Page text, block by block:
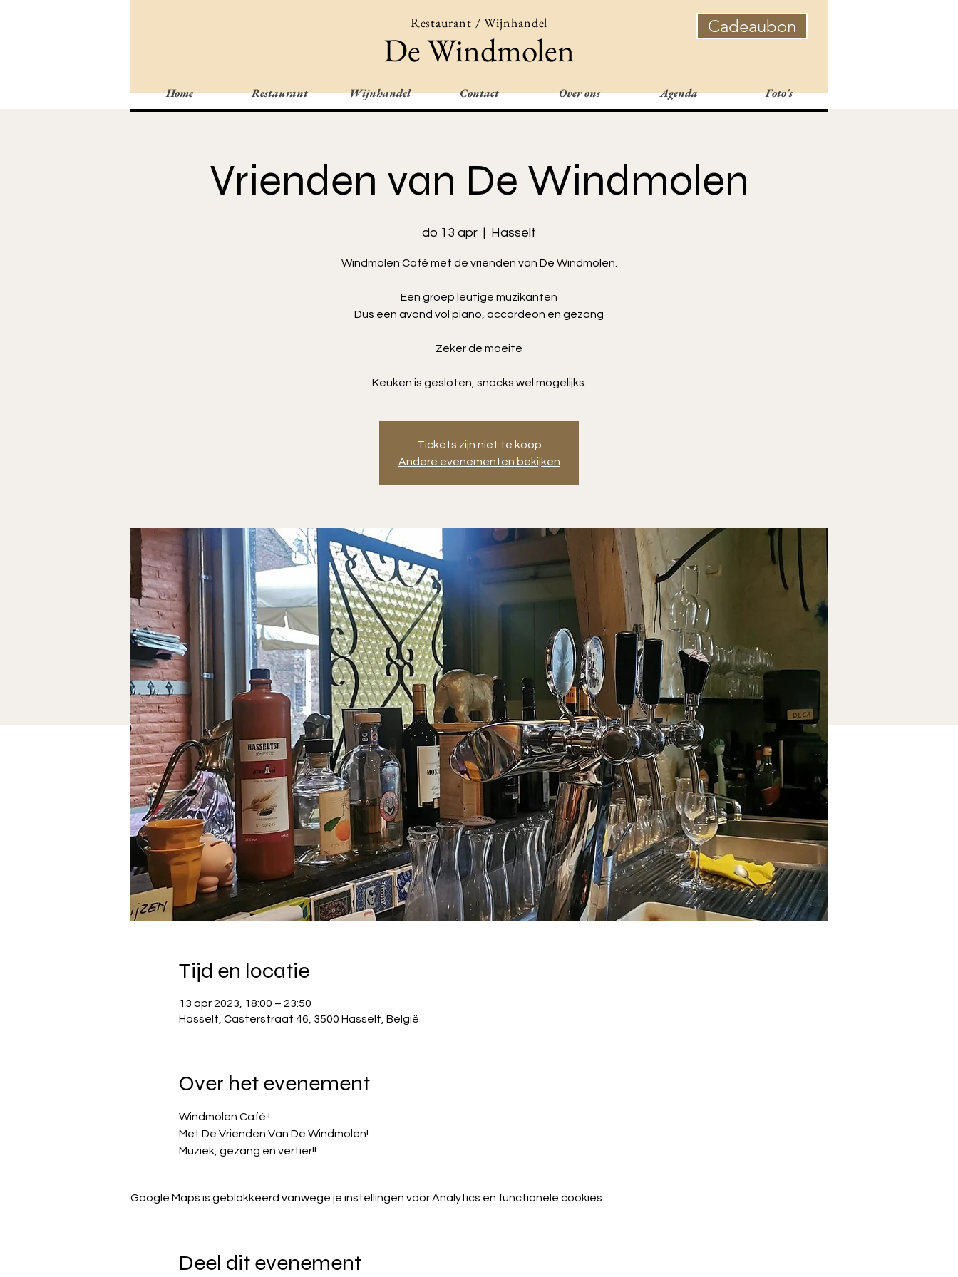
Restaurant / Wijnhandel
De Windmolen
Cadeaubon
Home Restaurant Wijnhandel Contact Over ons Agenda Foto's
Vrienden van De Windmolen
do 13 apr
  |
Hasselt
Windmolen Café met de vrienden van De Windmolen.
Een groep leutige muzikanten
Dus een avond vol piano, accordeon en gezang
Zeker de moeite
Tickets zijn niet te koop
Andere evenementen bekijken
Tijd en locatie
13 apr 2023, 18:00 – 23:50
Hasselt, Casterstraat 46, 3500 Hasselt, België
Over het evenement
Windmolen Café !
Met De Vrienden Van De Windmolen!
Muziek, gezang en vertier!!
Google Maps is geblokkeerd vanwege je instellingen voor Analytics en functionele cookies.
Deel dit evenement